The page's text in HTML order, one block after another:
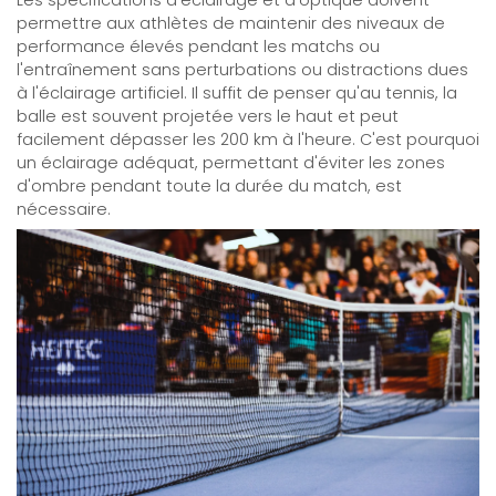
permettre aux athlètes de maintenir des niveaux de
performance élevés pendant les matchs ou
l'entraînement sans perturbations ou distractions dues
à l'éclairage artificiel. Il suffit de penser qu'au tennis, la
balle est souvent projetée vers le haut et peut
facilement dépasser les 200 km à l'heure. C'est pourquoi
un éclairage adéquat, permettant d'éviter les zones
d'ombre pendant toute la durée du match, est
nécessaire.